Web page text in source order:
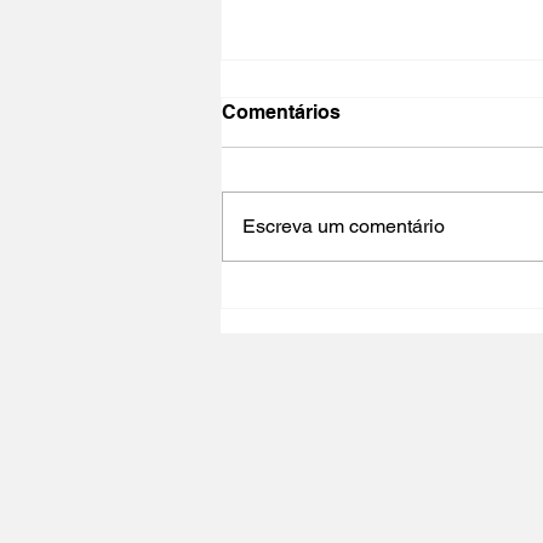
Comentários
Escreva um comentário